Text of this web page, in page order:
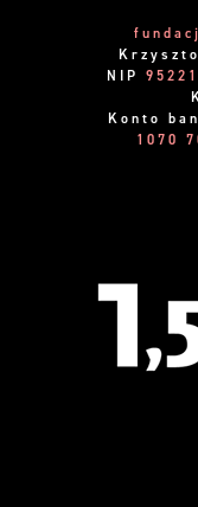
NIP
Konto
1070